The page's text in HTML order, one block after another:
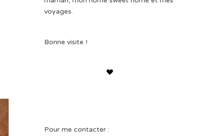
voyages.
Bonne visite !
Pour me contacter :